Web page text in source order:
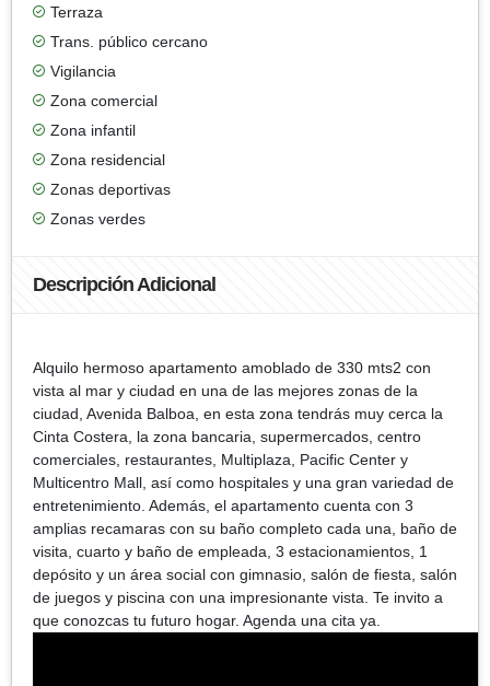
Terraza
Trans. público cercano
Vigilancia
Zona comercial
Zona infantil
Zona residencial
Zonas deportivas
Zonas verdes
Descripción Adicional
Alquilo hermoso apartamento amoblado de 330 mts2 con
vista al mar y ciudad en una de las mejores zonas de la
ciudad, Avenida Balboa, en esta zona tendrás muy cerca la
Cinta Costera, la zona bancaria, supermercados, centro
comerciales, restaurantes, Multiplaza, Pacific Center y
Multicentro Mall, así como hospitales y una gran variedad de
entretenimiento. Además, el apartamento cuenta con 3
amplias recamaras con su baño completo cada una, baño de
visita, cuarto y baño de empleada, 3 estacionamientos, 1
depósito y un área social con gimnasio, salón de fiesta, salón
de juegos y piscina con una impresionante vista. Te invito a
que conozcas tu futuro hogar. Agenda una cita ya.